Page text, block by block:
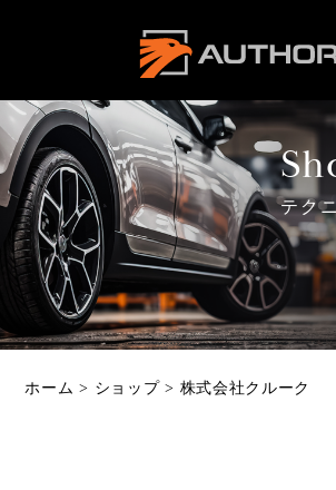
サーアラーム home
Home
ホーム
News
最新情報
About
テク
ホーム > ショップ> 株式会社クルーク